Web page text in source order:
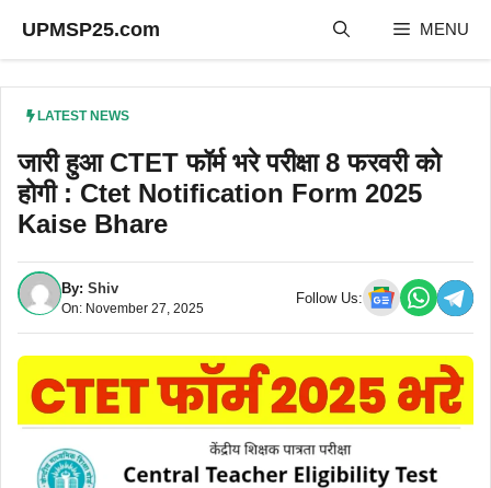
UPMSP25.com MENU
LATEST NEWS
जारी हुआ CTET फॉर्म भरे परीक्षा 8 फरवरी को
होगी : Ctet Notification Form 2025
Kaise Bhare
By: Shiv
On: November 27, 2025
Follow Us: